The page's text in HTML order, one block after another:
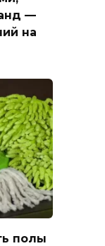
—
на
полы